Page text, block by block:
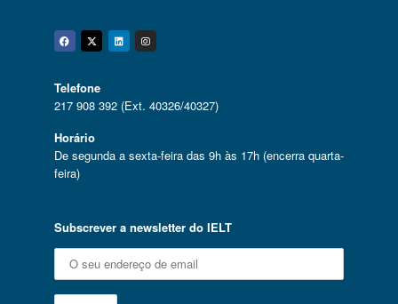
Facebook
Twitter
Linkedin
Instagram
Telefone
217 908 392 (Ext. 40326/40327)
Horário
De segunda a sexta-feira das 9h às 17h (encerra quarta-
feira)
Subscrever a newsletter do IELT